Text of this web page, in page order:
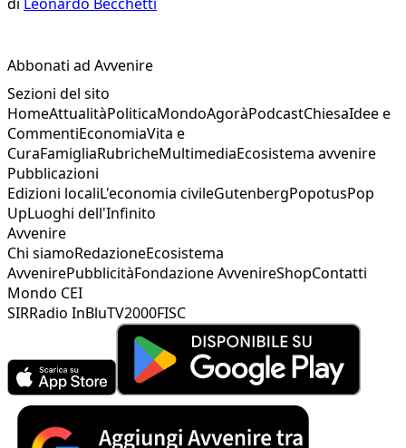
Abbonati ad Avvenire
Sezioni del sito
HomeAttualitàPoliticaMondoAgoràPodcastChiesaIdee e
CommentiEconomiaVita e
CuraFamigliaRubricheMultimediaEcosistema avvenire
Pubblicazioni
Edizioni localiL'economia civileGutenbergPopotusPop
UpLuoghi dell'Infinito
Avvenire
Chi siamoRedazioneEcosistema
AvvenirePubblicitàFondazione AvvenireShopContatti
Mondo CEI
SIRRadio InBluTV2000FISC